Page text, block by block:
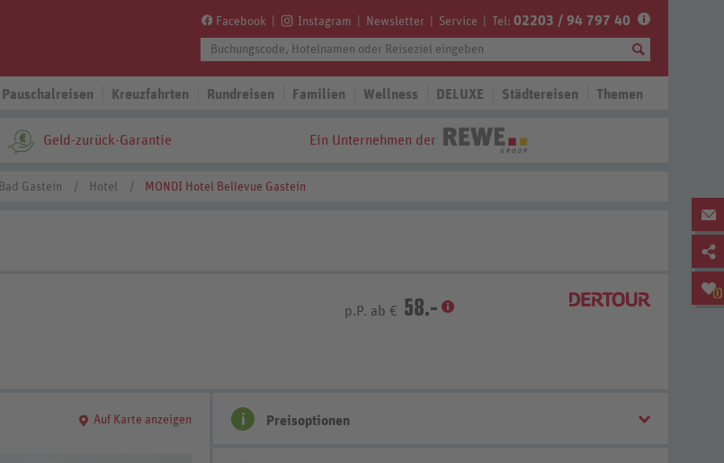
Facebook Instagram Newsletter Service Tel: 02203 / 94 797 40
Pauschalreisen Kreuzfahrten Rundreisen Familien Wellness DELUXE Städtereisen Themen
0
Geld-zurück-Garantie Ein Unternehmen der
Bad Gastein Hotel MONDI Hotel Bellevue Gastein
p.P. ab € 58.-
Auf Karte anzeigen Preisoptionen